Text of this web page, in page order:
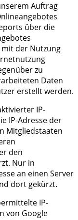
Auftrag
über die
der Nutzung
zu
Daten
erstellt werden.
IP-
IP-Adresse der
Mitgliedstaaten
den
Nur in
an einen Server
dort gekürzt.
IP-
von Google